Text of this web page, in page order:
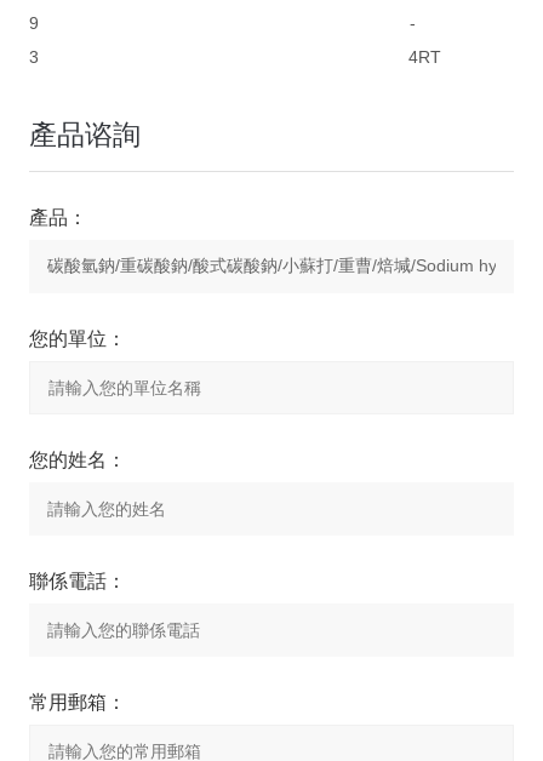
9
3
-
4RT
產品谘詢
產品：
您的單位：
您的姓名：
聯係電話：
常用郵箱：